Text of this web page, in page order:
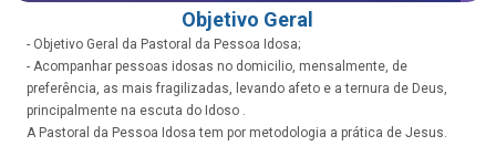
Objetivo Geral
- Objetivo Geral da Pastoral da Pessoa Idosa;
- Acompanhar pessoas idosas no domicilio, mensalmente, de
preferência, as mais fragilizadas, levando afeto e a ternura de Deus,
principalmente na escuta do Idoso .
A Pastoral da Pessoa Idosa tem por metodologia a prática de Jesus.